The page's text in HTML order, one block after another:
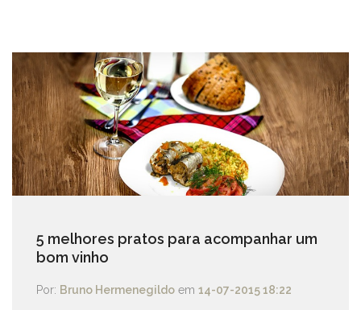
5 melhores pratos para acompanhar um
bom vinho
Por: Bruno Hermenegildo em 14-07-2015 18:22